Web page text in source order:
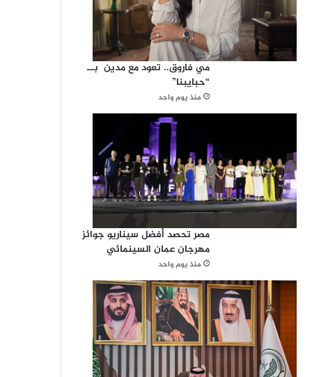
مي فاروق.. تعود مع مدين بــ
“حبايبنا”
منذ يوم واحد
مصر تحصد أفضل سيناريو جوائز
مهرجان عمان السينمائي
منذ يوم واحد